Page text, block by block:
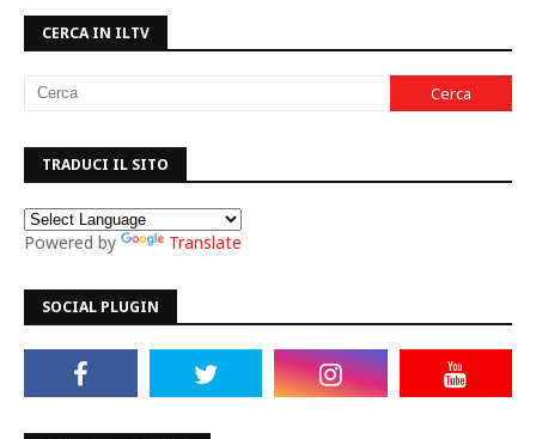
CERCA IN ILTV
TRADUCI IL SITO
Powered by Translate
SOCIAL PLUGIN